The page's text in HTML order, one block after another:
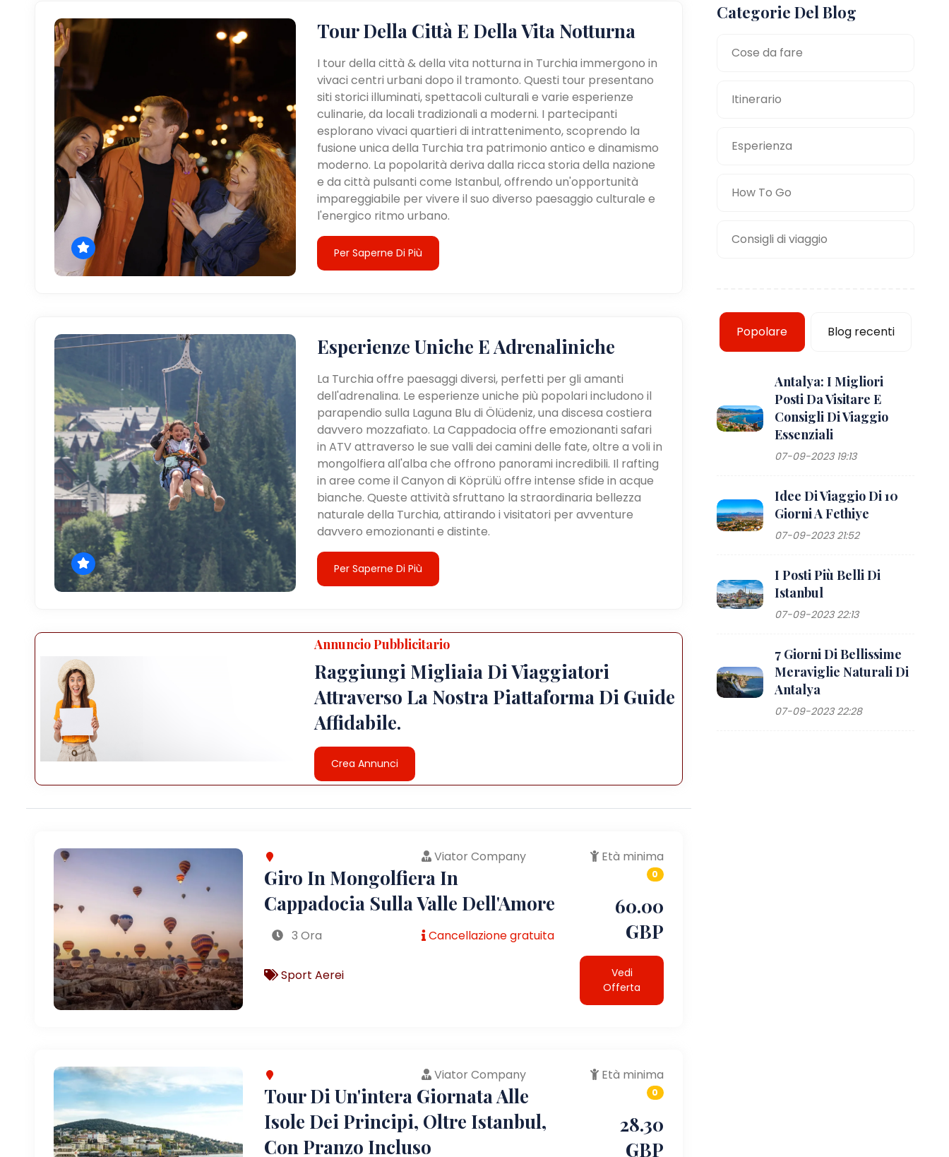
Tour Della Città E Della Vita Notturna
I tour della città & della vita notturna in Turchia immergono in
vivaci centri urbani dopo il tramonto. Questi tour presentano
siti storici illuminati, spettacoli culturali e varie esperienze
culinarie, da locali tradizionali a moderni. I partecipanti
esplorano vivaci quartieri di intrattenimento, scoprendo la
fusione unica della Turchia tra patrimonio antico e dinamismo
moderno. La popolarità deriva dalla ricca storia della nazione
e da città pulsanti come Istanbul, offrendo un'opportunità
impareggiabile per vivere il suo diverso paesaggio culturale e
l'energico ritmo urbano.
Per Saperne Di Più
Esperienze Uniche E Adrenaliniche
La Turchia offre paesaggi diversi, perfetti per gli amanti
dell'adrenalina. Le esperienze uniche più popolari includono il
parapendio sulla Laguna Blu di Ölüdeniz, una discesa costiera
davvero mozzafiato. La Cappadocia offre emozionanti safari
in ATV attraverso le sue valli dei camini delle fate, oltre a voli in
mongolfiera all'alba che offrono panorami incredibili. Il rafting
in aree come il Canyon di Köprülü offre intense sfide in acque
bianche. Queste attività sfruttano la straordinaria bellezza
naturale della Turchia, attirando i visitatori per avventure
davvero emozionanti e distinte.
Per Saperne Di Più
Annuncio Pubblicitario
Raggiungi Migliaia Di Viaggiatori
Attraverso La Nostra Piattaforma Di Guide
Affidabile.
Crea Annunci
Viator Company
Giro In Mongolfiera In
Cappadocia Sulla Valle Dell'Amore
3 Ora Cancellazione gratuita
Sport Aerei
Età minima
0
60.00
GBP
Vedi
Offerta
Viator Company
Tour Di Un'intera Giornata Alle
Isole Dei Principi, Oltre Istanbul,
Con Pranzo Incluso
Età minima
0
28.30
GBP
Categorie Del Blog
Cose da fare
Itinerario
Esperienza
How To Go
Consigli di viaggio
Popolare Blog recenti
Antalya: I Migliori
Posti Da Visitare E
Consigli Di Viaggio
Essenziali
07-09-2023 19:13
Idee Di Viaggio Di 10
Giorni A Fethiye
07-09-2023 21:52
I Posti Più Belli Di
Istanbul
07-09-2023 22:13
7 Giorni Di Bellissime
Meraviglie Naturali Di
Antalya
07-09-2023 22:28